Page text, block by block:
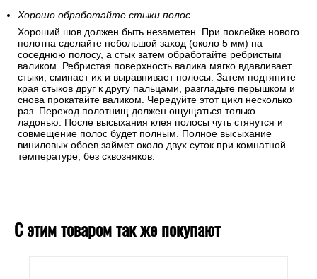
Хорошо обработайте стыки полос.
Хороший шов должен быть незаметен. При поклейке нового
полотна сделайте небольшой заход (около 5 мм) на
соседнюю полосу, а стык затем обработайте ребристым
валиком. Ребристая поверхность валика мягко вдавливает
стыки, сминает их и выравнивает полосы. Затем подтяните
края стыков друг к другу пальцами, разгладьте перышком и
снова прокатайте валиком. Чередуйте этот цикл несколько
раз. Переход полотнищ должен ощущаться только
ладонью. После высыхания клея полосы чуть стянутся и
совмещение полос будет полным. Полное высыхание
виниловых обоев займет около двух суток при комнатной
температуре, без сквозняков.
С этим товаром так же покупают